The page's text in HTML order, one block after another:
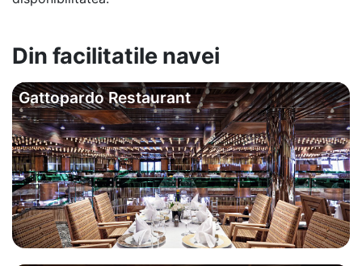
Din facilitatile navei
Gattopardo Restaurant